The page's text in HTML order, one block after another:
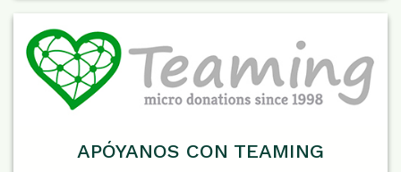
APÓYANOS CON TEAMING